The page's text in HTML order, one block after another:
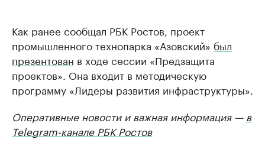
Как ранее сообщал РБК Ростов, проект
промышленного технопарка «Азовский» был
презентован в ходе сессии «Предзащита
проектов». Она входит в методическую
программу «Лидеры развития инфраструктуры».
Оперативные новости и важная информация — в
Telegram-канале РБК Ростов